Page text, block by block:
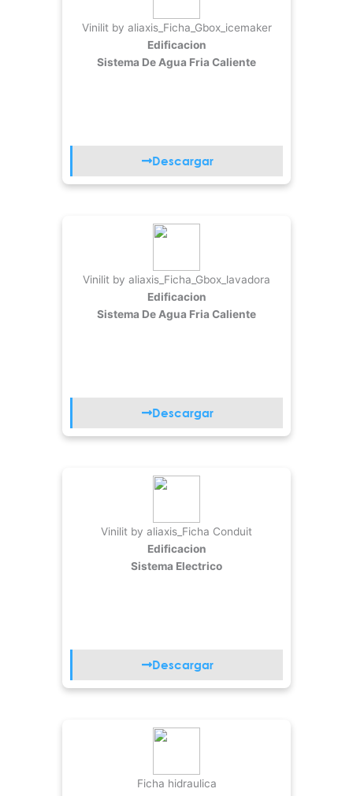
Vinilit by aliaxis_Ficha_Gbox_icemaker
Edificacion
Sistema De Agua Fria Caliente
Descargar
Vinilit by aliaxis_Ficha_Gbox_lavadora
Edificacion
Sistema De Agua Fria Caliente
Descargar
Vinilit by aliaxis_Ficha Conduit
Edificacion
Sistema Electrico
Descargar
Ficha hidraulica